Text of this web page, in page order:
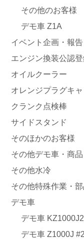
その他のお客様
デモ車 Z1A
イベント企画・報告
エンジン換装公認
オイルクーラー
オレンジプラグキ
クランク点検棒
サイドスタンド
そのほかのお客様
その他デモ車・商
その他水冷
その他特殊作業・部
デモ車
デモ車 KZ1000J2
デモ車 Z1000J